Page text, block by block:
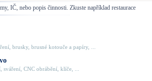
IČ, nebo popis činnosti. Zkuste například restaurace
brusky, brusné kotouče a papíry, ...
CNC obrábění, klíče, ...